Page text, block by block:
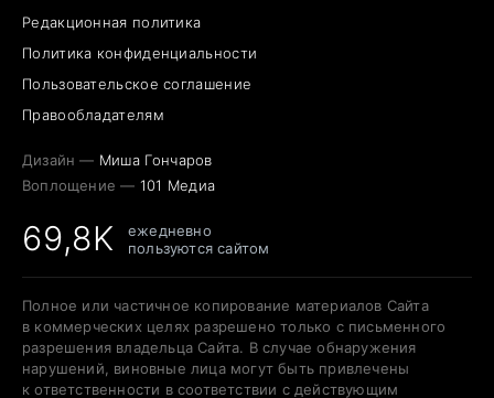
Редакционная политика
Политика конфиденциальности
Пользовательское соглашение
Правообладателям
Дизайн — Миша Гончаров
Воплощение — 101 Медиа
69,8K
ежедневно
пользуются сайтом
Полное или частичное копирование материалов Сайта
в коммерческих целях разрешено только с письменного
разрешения владельца Сайта. В случае обнаружения
нарушений, виновные лица могут быть привлечены
к ответственности в соответствии с действующим